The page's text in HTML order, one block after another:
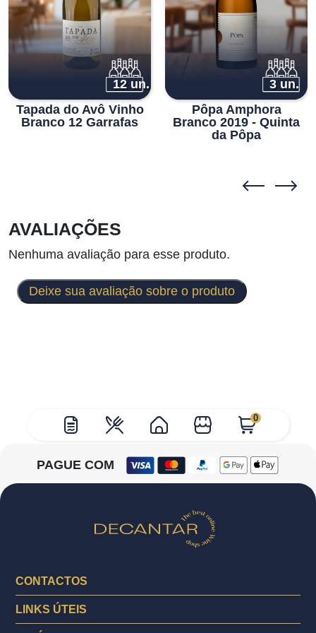
0
12 un.
Tapada do Avô Vinho
Branco 12 Garrafas
3 un.
Pôpa Amphora
Branco 2019 - Quinta
da Pôpa
AVALIAÇÕES
Nenhuma avaliação para esse produto.
Deixe sua avaliação sobre o produto
PAGUE COM
CONTACTOS
LINKS ÚTEIS